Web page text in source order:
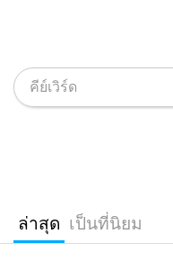
ล่าสุด เป็นที่นิยม